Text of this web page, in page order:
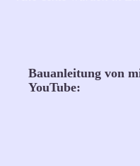
Bauanleitung von
YouTube: